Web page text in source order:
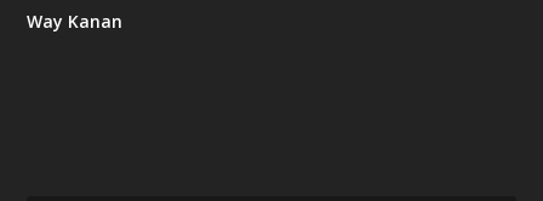
Way Kanan